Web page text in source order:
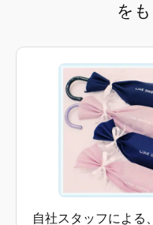
を
自社スタッフによる